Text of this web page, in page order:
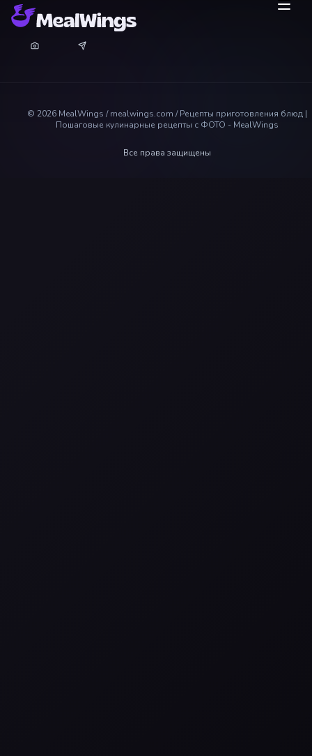
© 2026 MealWings / mealwings.com /Рецепты приготовления блюд |
Пошаговые кулинарные рецепты с ФОТО - MealWings
Все права защищены